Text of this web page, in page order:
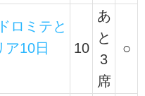
ロミテと
ア10日
10
あ
と
3
席
○